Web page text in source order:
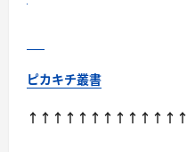
ピカキチ叢書
↑↑↑↑↑↑↑↑↑↑↑↑↑